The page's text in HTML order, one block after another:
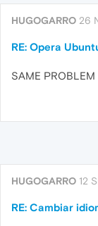
HUGOGARRO 26
RE: Opera
SAME PROBLEM
HUGOGARRO 12
RE: Cambiar